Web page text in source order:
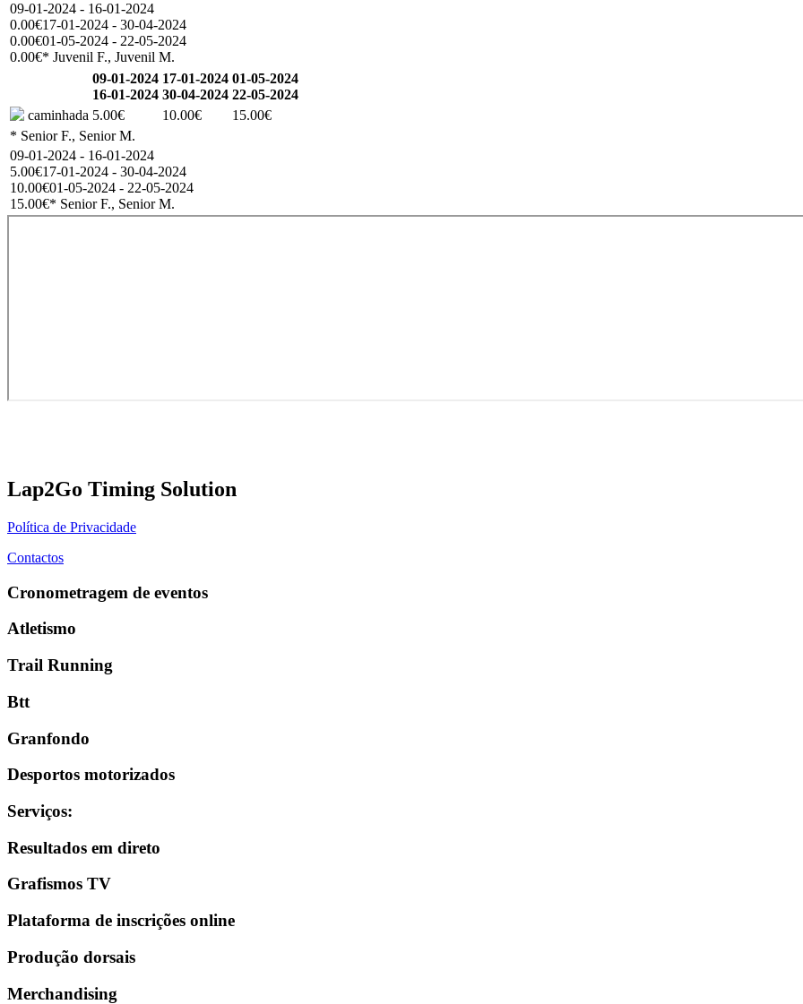
09-01-2024 - 16-01-2024
0.00€17-01-2024 - 30-04-2024
0.00€01-05-2024 - 22-05-2024
0.00€* Juvenil F., Juvenil M.
09-01-2024
16-01-2024
17-01-2024
30-04-2024
01-05-2024
22-05-2024
caminhada 5.00€ 10.00€
15.00€
* Senior F., Senior M.
09-01-2024 - 16-01-2024
5.00€17-01-2024 - 30-04-2024
10.00€01-05-2024 - 22-05-2024
15.00€* Senior F., Senior M.
Lap2Go Timing Solution
Política de Privacidade
Contactos
Cronometragem de eventos
Atletismo
Trail Running
Btt
Granfondo
Desportos motorizados
Serviços:
Resultados em direto
Grafismos TV
Plataforma de inscrições online
Produção dorsais
Merchandising